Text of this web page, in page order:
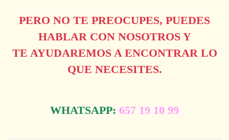
PERO NO TE PREOCUPES, PUEDES
HABLAR CON NOSOTROS Y
TE AYUDAREMOS A ENCONTRAR LO
QUE NECESITES.
WHATSAPP: 657 19 10 99